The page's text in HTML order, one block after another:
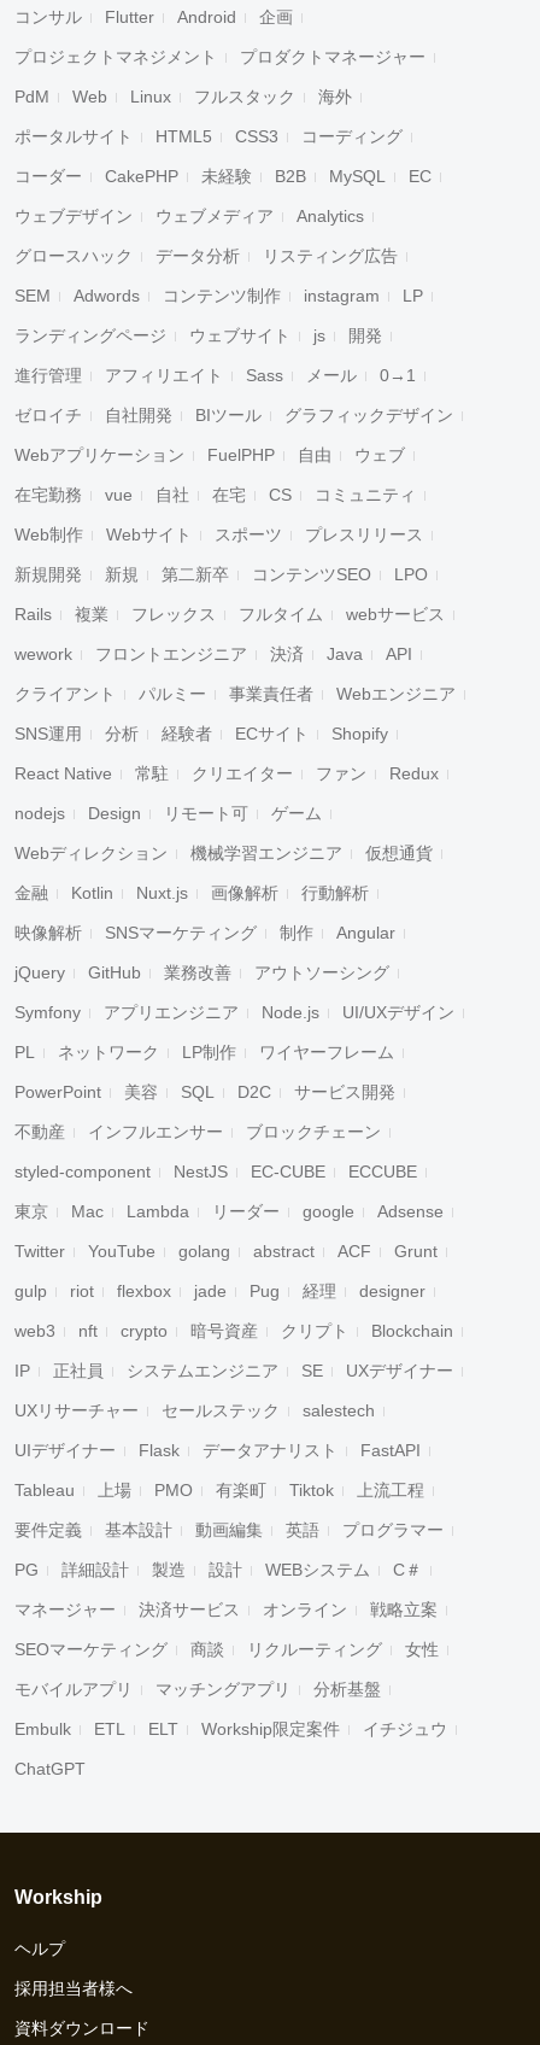
コンサル Flutter Android 企画
プロジェクトマネジメント プロダクトマネージャー
PdM Web Linux フルスタック 海外
ポータルサイト HTML5 CSS3 コーディング
コーダー CakePHP 未経験 B2B MySQL EC
ウェブデザイン ウェブメディア Analytics
グロースハック データ分析 リスティング広告
SEM Adwords コンテンツ制作 instagram LP
ランディングページ ウェブサイト js 開発
進行管理 アフィリエイト Sass メール 0→1
ゼロイチ 自社開発 BIツール グラフィックデザイン
Webアプリケーション FuelPHP 自由 ウェブ
在宅勤務 vue 自社 在宅 CS コミュニティ
Web制作 Webサイト スポーツ プレスリリース
新規開発 新規 第二新卒 コンテンツSEO LPO
Rails 複業 フレックス フルタイム webサービス
wework フロントエンジニア 決済 Java API
クライアント パルミー 事業責任者 Webエンジニア
SNS運用 分析 経験者 ECサイト Shopify
React Native 常駐 クリエイター ファン Redux
nodejs Design リモート可 ゲーム
Webディレクション 機械学習エンジニア 仮想通貨
金融 Kotlin Nuxt.js 画像解析 行動解析
映像解析 SNSマーケティング 制作 Angular
jQuery GitHub 業務改善 アウトソーシング
Symfony アプリエンジニア Node.js UI/UXデザイン
PL ネットワーク LP制作 ワイヤーフレーム
PowerPoint 美容 SQL D2C サービス開発
不動産 インフルエンサー ブロックチェーン
styled-component NestJS EC-CUBE ECCUBE
東京 Mac Lambda リーダー google Adsense
Twitter YouTube golang abstract ACF Grunt
gulp riot flexbox jade Pug 経理 designer
web3 nft crypto 暗号資産 クリプト Blockchain
IP 正社員 システムエンジニア SE UXデザイナー
UXリサーチャー セールステック salestech
UIデザイナー Flask データアナリスト FastAPI
Tableau 上場 PMO 有楽町 Tiktok 上流工程
要件定義 基本設計 動画編集 英語 プログラマー
PG 詳細設計 製造 設計 WEBシステム C＃
マネージャー 決済サービス オンライン 戦略立案
SEOマーケティング 商談 リクルーティング 女性
モバイルアプリ マッチングアプリ 分析基盤
Embulk ETL ELT Workship限定案件 イチジュウ
ChatGPT
Workship
ヘルプ
採用担当者様へ
資料ダウンロード